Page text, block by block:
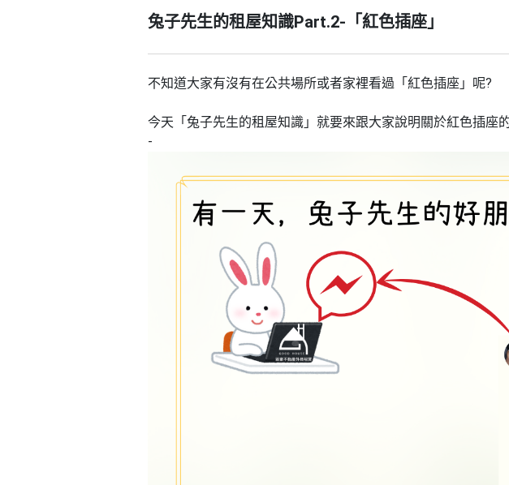
兔子先生的租屋知識Part.2-「紅色插座」
不知道大家有沒有在公共場所或者家裡看過「紅色插座」呢?
今天「兔子先生的租屋知識」就要來跟大家說明關於紅色插座
-